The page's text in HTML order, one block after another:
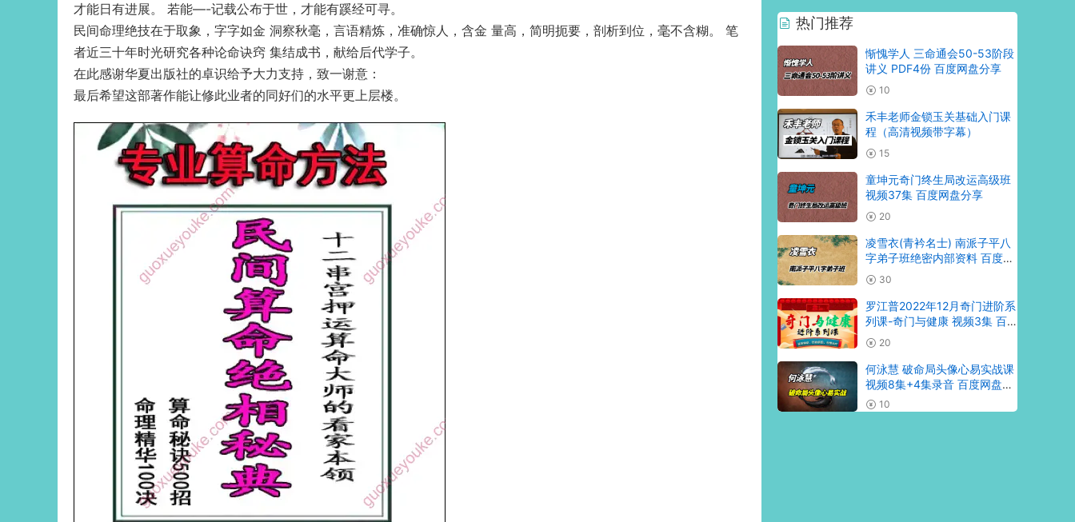
才能日有进展。 若能—-记载公布于世，才能有蹊经可寻。
民间命理绝技在于取象，字字如金 洞察秋毫，言语精炼，准确惊人，含金 量高，简明扼要，剖析到位，毫不含糊。 笔
者近三十年时光研究各种论命诀窍 集结成书，献给后代学子。
在此感谢华夏出版社的卓识给予大力支持，致一谢意：
最后希望这部著作能让修此业者的同好们的水平更上层楼。
热门推荐
惭愧学人 三命通会50-53阶段
讲义 PDF4份 百度网盘分享
10
禾丰老师金锁玉关基础入门课
程（高清视频带字幕）
15
童坤元奇门终生局改运高级班
视频37集 百度网盘分享
20
凌雪衣(青衿名士) 南派子平八
字弟子班绝密内部资料 百度网
盘分享
30
罗江普2022年12月奇门进阶系
列课-奇门与健康 视频3集 百
度网盘分享
20
何泳慧 破命局头像心易实战课
视频8集+4集录音 百度网盘分
享 10